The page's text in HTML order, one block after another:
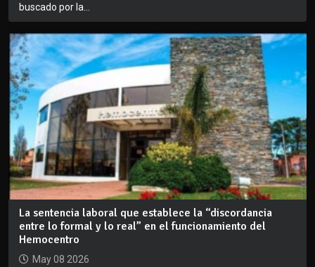
buscado por la...
La sentencia laboral que establece la “discordancia
entre lo formal y lo real” en el funcionamiento del
Hemocentro
May 08 2026